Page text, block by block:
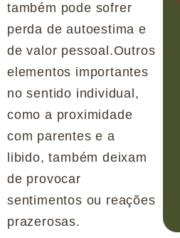
também pode sofrer
perda de autoestima e
de valor pessoal.Outros
elementos importantes
no sentido individual,
como a proximidade
com parentes e a
libido, também deixam
de provocar
sentimentos ou reações
prazerosas.